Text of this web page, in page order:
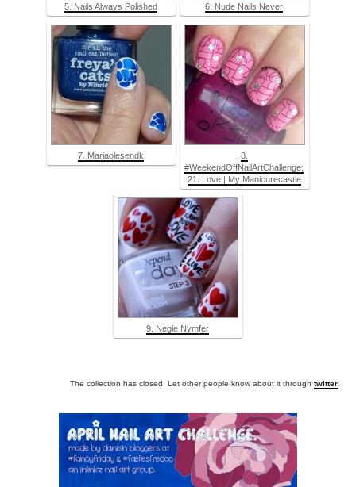
5. Nails Always Polished 6. Nude Nails Never
7. Mariaolesendk
8.
#WeekendOffNailArtChallenge;
21. Love | My Manicurecastle
9. Negle Nymfer
The collection has closed. Let other people know about it through twitter